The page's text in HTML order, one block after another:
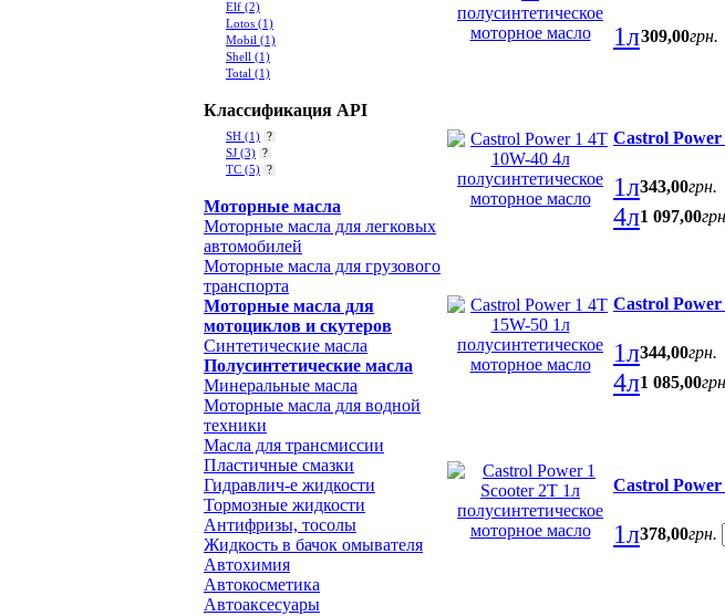
Elf (2)
Lotos (1)
Mobil (1)
Shell (1)
Total (1)
Классификация API
SH (1) ?
SJ (3) ?
TC (5) ?
Моторные масла
Моторные масла для легковых
автомобилей
Моторные масла для грузового
транспорта
Моторные масла для
мотоциклов и скутеров
Синтетические масла
Полусинтетические масла
Минеральные масла
Моторные масла для водной
техники
Масла для трансмиссии
Пластичные смазки
Гидравлич-е жидкости
Тормозные жидкости
Антифризы, тосолы
Жидкость в бачок омывателя
Автохимия
Автокосметика
Автоаксесуары
1л309,00грн.
Castrol Power
1л343,00грн.
4л1 097,00
Castrol Power
1л344,00грн.
4л1 085,00
Castrol Power
1л378,00грн.